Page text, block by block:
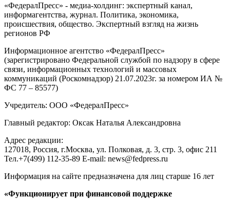
«ФедералПресс» - медиа-холдинг: экспертный канал,
информагентства, журнал. Политика, экономика,
происшествия, общество. Экспертный взгляд на жизнь
регионов РФ
Информационное агентство «ФедералПресс»
(зарегистрировано Федеральной службой по надзору в сфере
связи, информационных технологий и массовых
коммуникаций (Роскомнадзор) 21.07.2023г. за номером ИА №
ФС 77 – 85577)
Учредитель: ООО «ФедералПресс»
Главный редактор: Оксак Наталья Александровна
Адрес редакции:
127018, Россия, г.Москва, ул. Полковая, д. 3, стр. 3, офис 211
Тел.+7(499) 112-35-89 E-mail: news@fedpress.ru
Информация на сайте предназначена для лиц старше 16 лет
«Функционирует при финансовой поддержке